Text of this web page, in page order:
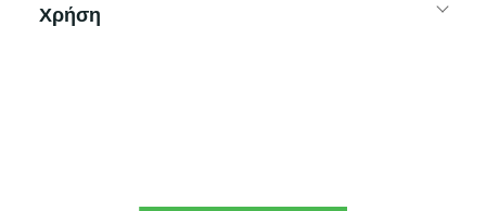
Χρήση